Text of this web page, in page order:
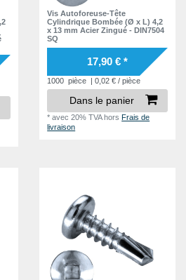
Vis Autoforeuse-Tête
Cylindrique Bombée (Ø x L) 4,2
x 13 mm Acier Zingué - DIN7504
SQ
17,90 € *
1000 pièce | 0,02 € / pièce
Dans le panier
*avec 20% TVAhorsFrais de
livraison